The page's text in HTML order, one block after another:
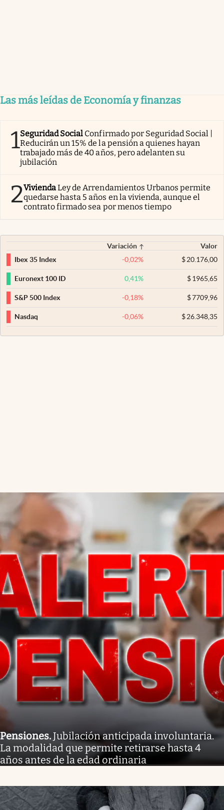
Las más leídas de Economía y finanzas
1Seguridad Social Confirmado por Seguridad Social |
Reducirán un 15% de la pensión a quienes hayan
trabajado más de 40 años, pero adelanten su
jubilación
2ViviendaLey de Arrendamientos Urbanos permite
quedarse hasta 5 años en la vivienda, aunque el
contrato firmado sea por menos tiempo
Variación
Valor
Ibex 35 Index
-0,02% $20.176,00
Euronext 100 ID 0,41% $1965,65
S&P 500 Index -0,18% $7709,96
Nasdaq -0,06% $26.348,35
Pensiones.Jubilación anticipada involuntaria.
La modalidad que permite retirarse hasta 4
años antes de la edad ordinaria